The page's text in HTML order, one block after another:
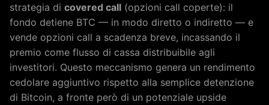
strategia di covered call (opzioni call coperte): il
fondo detiene BTC — in modo diretto o indiretto — e
vende opzioni call a scadenza breve, incassando il
premio come flusso di cassa distribuibile agli
investitori. Questo meccanismo genera un rendimento
cedolare aggiuntivo rispetto alla semplice detenzione
di Bitcoin, a fronte però di un potenziale upside